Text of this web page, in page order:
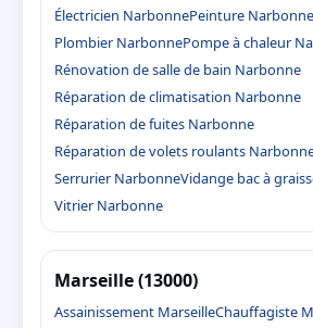
Électricien NarbonnePeinture Narbonne
Plombier NarbonnePompe à chaleur
Rénovation de salle de bain Narbonne
Réparation de climatisation Narbonne
Réparation de fuites Narbonne
Réparation de volets roulants
Serrurier NarbonneVidange bac à
Vitrier Narbonne
Marseille (13000)
Assainissement MarseilleChauffagiste